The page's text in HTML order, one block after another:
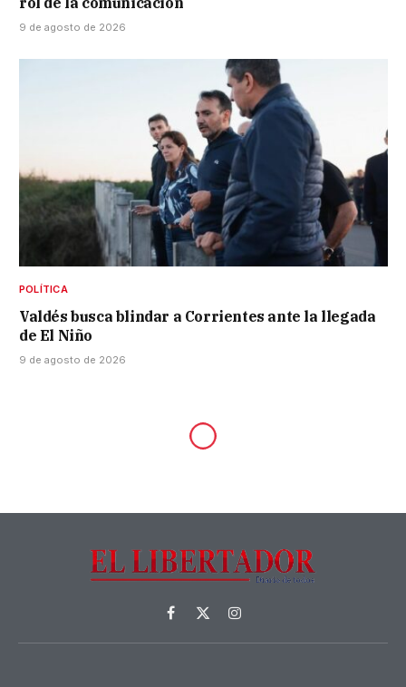
9 de agosto de 2026
POLÍTICA
Valdés busca blindar a Corrientes ante la llegada
de El Niño
9 de agosto de 2026
Facebook
X
(Twitter)
Instagram